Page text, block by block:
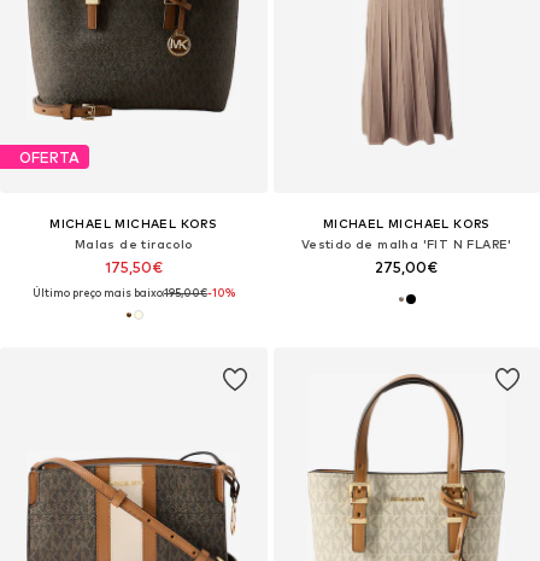
OFERTA
MICHAEL MICHAEL KORS
Malas de tiracolo
175,50€
Último preço mais baixo:195,00€-10%
MICHAEL MICHAEL KORS
Vestido de malha 'FIT N FLARE'
275,00€